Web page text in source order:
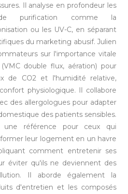
Il analyse en profondeur les
purification comme la
ou les UV-C, en séparant
du marketing abusif. Julien
sur l'importance vitale
double flux, aération) pour
de CO2 et l'humidité relative,
physiologique. Il collabore
des allergologues pour adapter
des patients sensibles.
une référence pour ceux qui
leur logement en un havre
comment entretenir ses
éviter qu'ils ne deviennent des
Il aborde également la
d'entretien et les composés